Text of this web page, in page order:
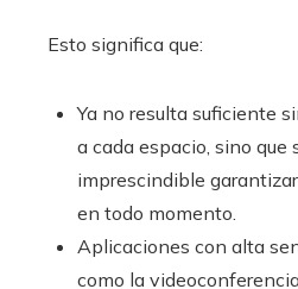
Esto significa que:
Ya no resulta suficiente
a cada espacio, sino que
imprescindible
en todo momento.
Aplicaciones con alta
como la